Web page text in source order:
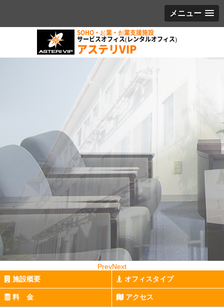
メニュー
SOHO・起業・創業支援施設
サービスオフィス(レンタルオフィス)
アステリVIP
PrevNext
施設概要
オフィスタイプ
料 金 アクセス